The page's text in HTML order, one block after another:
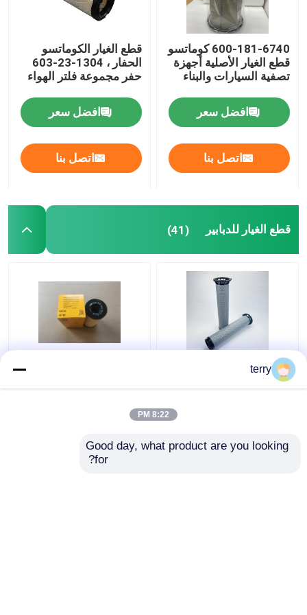
قطع الغيار Sdlg
قطع غيار كوماتسو
قطع الغيار للدبابير
قطع غيار هيتاشي
مرشحات معدات البناء
قطع غيار XCMG
قطع غيار سينوتروك
قطع الغيار من Weichai
قطع غيار ساني
600-181-6740 كوماتسو
قطع الغيار الأصلية أجهزة
تصفية السيارات والبناء
افضل سعر
اتصل بنا
قطع الغيار الكوماتسو
الحفار ، 1304-23-603
حفر مجموعة فلتر الهواء
افضل سعر
اتصل بنا
قطع الغيار للدبابير (41)
وقود فاصل المياه الهندسة
مرشح الوقود عالي الأداء ،
terry
8:22 PM
Good day, what product are you looking
for?